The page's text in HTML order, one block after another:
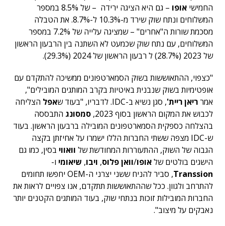
החמישי אופו
– גם היא הציגה ירידה – של 8.5% במספר
המשלוחים ונתח שוק שירד מ-10.3% ל-8.7%. את הטבלה
מסכמת שורות ה"אחרים" – שמציגה עלייה של 7.2% במספר
המשלוחים, עם נתח שוק שכמעט לא השתנה בין הרבעון הראשון
של 2023 (28.7%) ל רבעון הראשון של 2024 (29.3%).
"כצפוי, ההתאוששות בשוק הסמארטפונים ממשיכה להתקדם עם
אופטימיות בשוק שנבנית באיטיות בקרב המותגים המובילים",
אמרריאן ריית', סגן נשיא ב-IDC. לדבריו, "בעוד ש אפל הצליחה
לכבוש את המקום הראשון בסוף 2023,
סמסונג התבססה
בהצלחה כספקית הסמארטפונים המובילה ברבעון הראשון. בעוד
ש-IDC מצפה ששתי החברות הללו ישמרו על אחיזתן בקצה
הגבוה של השוק, ההתעוררות המחודשת של וואווי בסין, כמו גם
הישגים בולטים שלאופו/וואן פלוס, ויבו, שיאומי ו-
Transsion
, סביר להניח ששני יצרני ה-OEM יחפשו תחומים
להתרחב ולגוון. ככל שההתאוששות תתקדם, אנו צפויים לראות את
החברות המובילות זוכות בנתחי שוק, בעוד המותגים הקטנים יותר
נאבקים על מיצוב".